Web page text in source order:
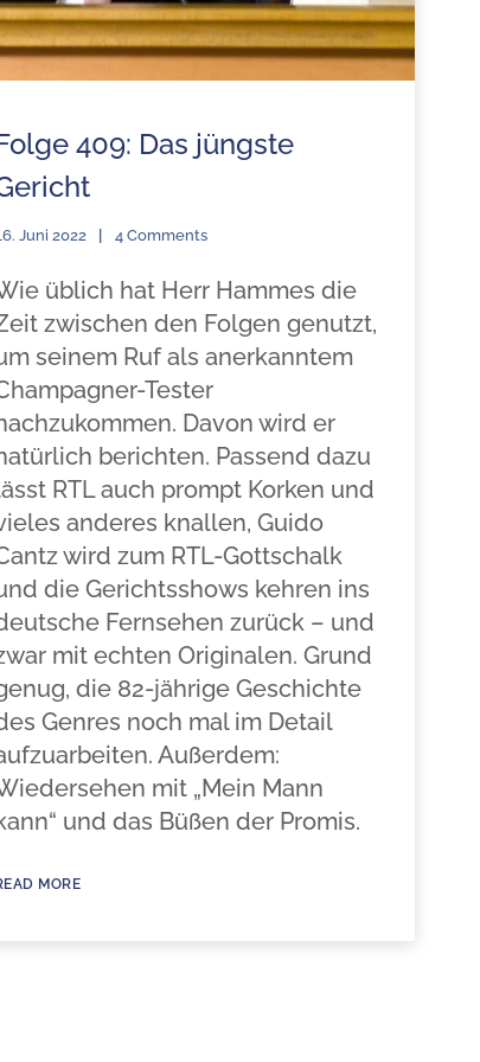
409: Das jüngste
Juni 2022 4 Comments
üblich hat Herr Hammes die
zwischen den Folgen genutzt,
seinem Ruf als anerkanntem
Tester
Davon wird er
berichten. Passend dazu
RTL auch prompt Korken und
anderes knallen, Guido
wird zum RTL-Gottschalk
die Gerichtsshows kehren ins
Fernsehen zurück – und
mit echten Originalen. Grund
die 82-jährige Geschichte
Genres noch mal im Detail
Außerdem:
mit „Mein Mann
und das Büßen der Promis.
MORE